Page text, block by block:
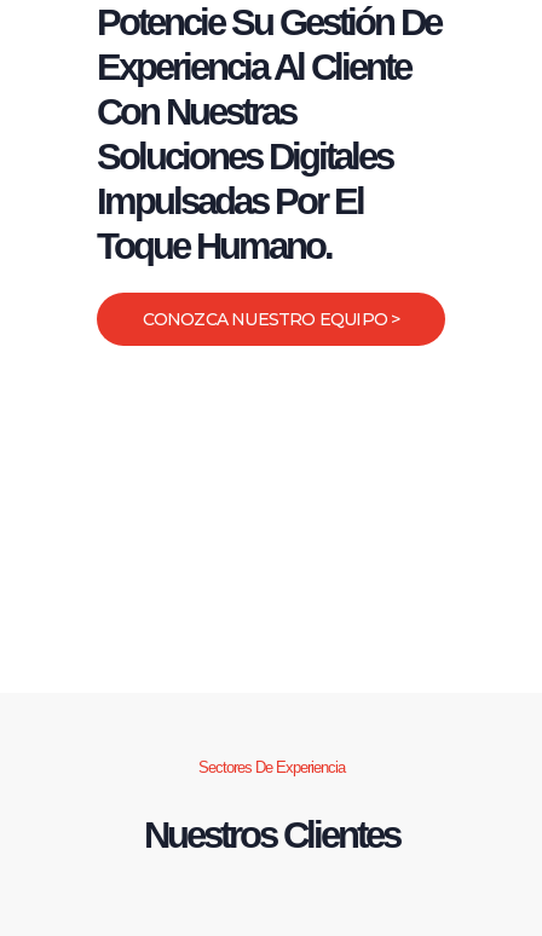
Potencie Su Gestión De
Experiencia Al Cliente
Con Nuestras
Soluciones Digitales
Impulsadas Por El
Toque Humano.
CONOZCA NUESTRO EQUIPO >
Sectores De Experiencia
Nuestros Clientes